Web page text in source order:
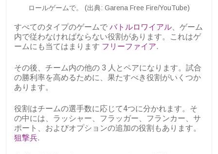
ロールゲームで。 (出典: Garena Free Fire/YouTube)
すべてのタイプのゲームで バトルロワイアル 、ゲーム
内で従わなければならない役割があります。これはゲ
ームにも当てはまります フリーファイア.
その後、チーム内の他の 3 人とペアになります。試合
の勝利率を高めるために、果たすべき役割がいくつか
あります。
役割はチームの選手数に応じて4つに分かれます。そ
の中には、ラッシャー、フラッガー、フランカー、サ
ポート、およびオプションの追加の役割もあります。
狙撃兵.